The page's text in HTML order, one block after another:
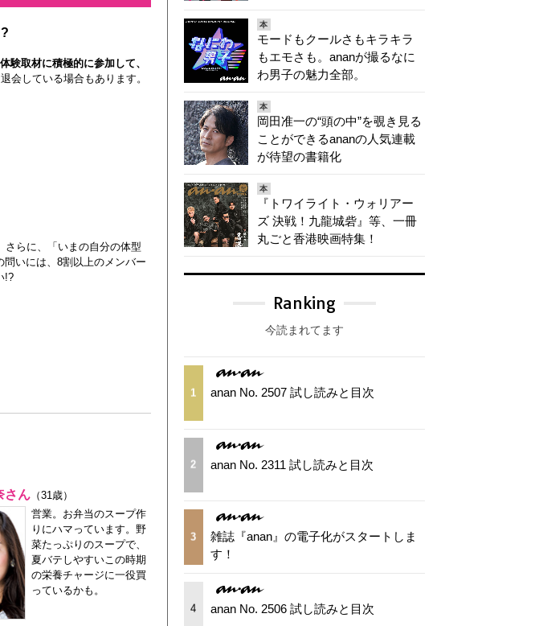
験取材に積極的に参加して、
会している場合もあります。
さらに、「いまの自分の体型
いには、8割以上のメンバー
!?
さん（31歳）
営業。お弁当のスープ作
りにハマっています。野
菜たっぷりのスープで、
夏バテしやすいこの時期
の栄養チャージに一役買
っているかも。
本
モードもクールさもキラキラ
もエモさも。ananが撮るなに
わ男子の魅力全部。
本
岡田准一の“頭の中”を覗き見る
ことができるananの人気連載
が待望の書籍化
本
『トワイライト・ウォリアー
ズ 決戦！九龍城砦』等、一冊
丸ごと香港映画特集！
Ranking
今読まれてます
1 anan No. 2507 試し読みと目次
2 anan No. 2311 試し読みと目次
3
雑誌『anan』の電子化がスタートしま
す！
4 anan No. 2506 試し読みと目次